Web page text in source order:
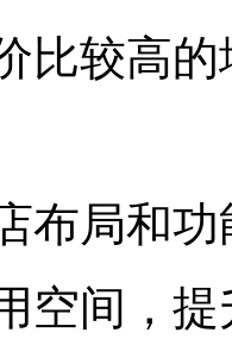
比较高
布局和功
空间，